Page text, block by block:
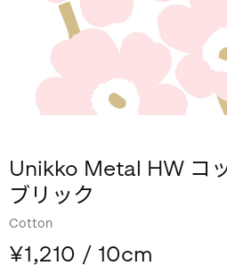
Unikko Metal HW コ
ブリック
Cotton
¥1,210 / 10cm